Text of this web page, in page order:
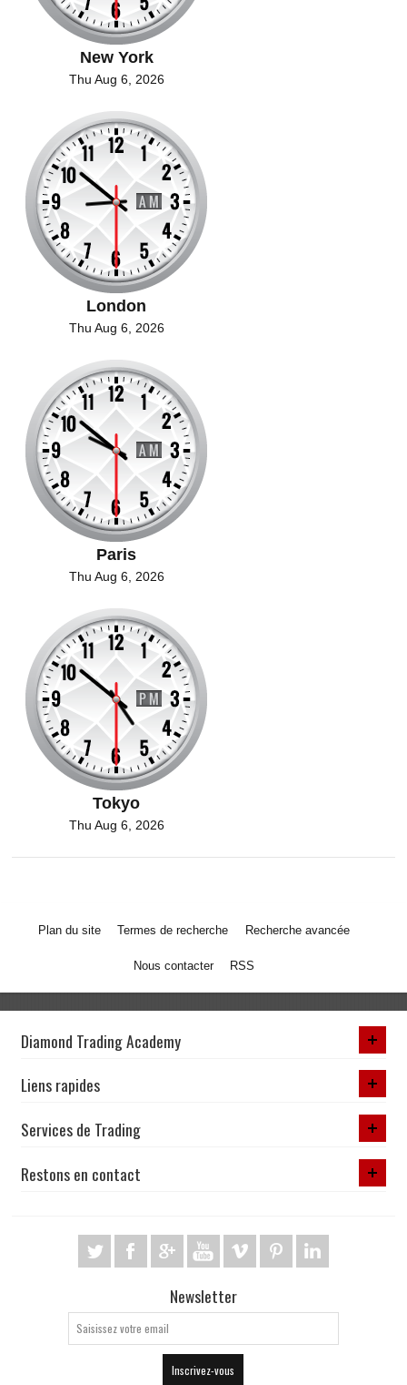
New York
Thu Aug 6, 2026
London
Thu Aug 6, 2026
Paris
Thu Aug 6, 2026
Tokyo
Thu Aug 6, 2026
Plan du site Termes de recherche Recherche avancée
Nous contacter RSS
Diamond Trading Academy
Liens rapides
Services de Trading
Restons en contact
Newsletter
Inscrivez-vous